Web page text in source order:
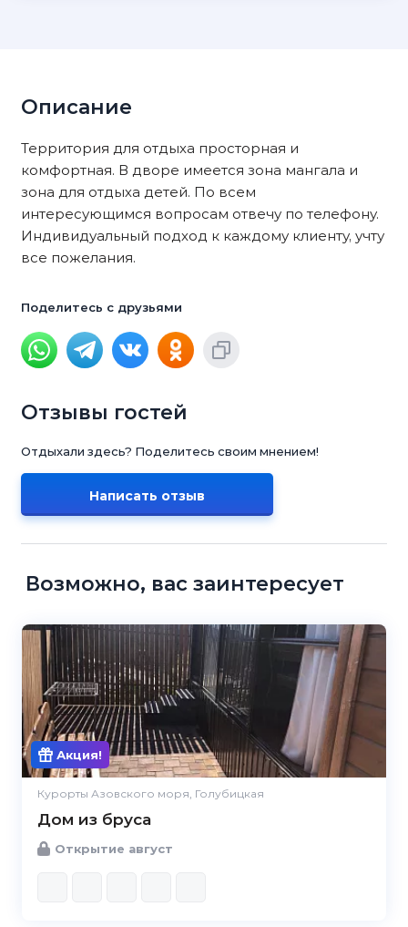
Описание
Территория для отдыха просторная и
комфортная. В дворе имеется зона мангала и
зона для отдыха детей. По всем
интересующимся вопросам отвечу по телефону.
Индивидуальный подход к каждому клиенту, учту
все пожелания.
Поделитесь с друзьями
Отзывы гостей
Отдыхали здесь? Поделитесь своим мнением!
Написать отзыв
Возможно, вас заинтересует
Акция!
Курорты Азовского моря, Голубицкая
Дом из бруса
Открытие август